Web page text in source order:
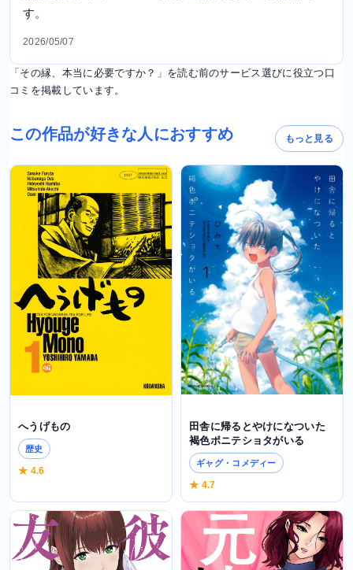
す。
2026/05/07
「その縁、本当に必要ですか？」を読む前のサービス選びに役立つ口
コミを掲載しています。
この作品が好きな人におすすめ もっと見る
へうげもの
歴史
★ 4.6
田舎に帰るとやけになついた
褐色ポニテショタがいる
ギャグ・コメディー
★ 4.7